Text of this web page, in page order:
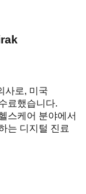
사로, 미국
료했습니다.
스케어 분야에서
는 디지털 진료